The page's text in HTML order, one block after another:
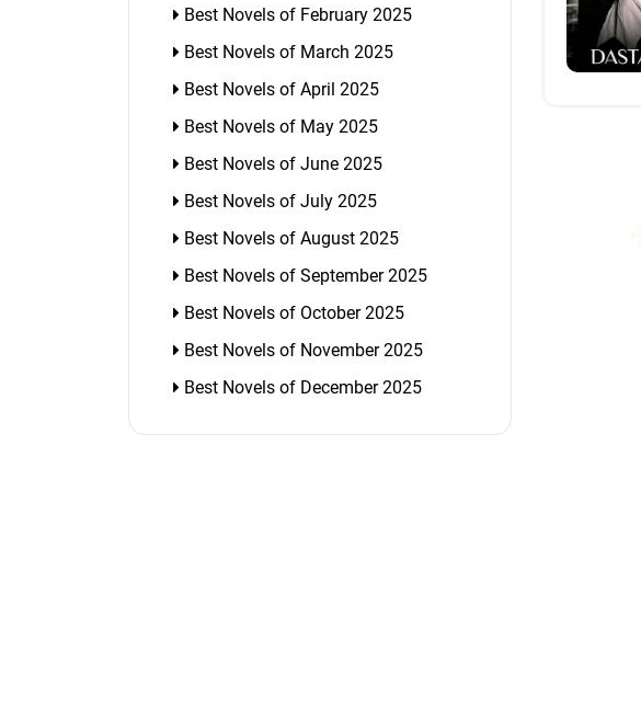
Best Novels of February 2025
Best Novels of March 2025
Best Novels of April 2025
Best Novels of May 2025
Best Novels of June 2025
Best Novels of July 2025
Best Novels of August 2025
Best Novels of September 2025
Best Novels of October 2025
Best Novels of November 2025
Best Novels of December 2025